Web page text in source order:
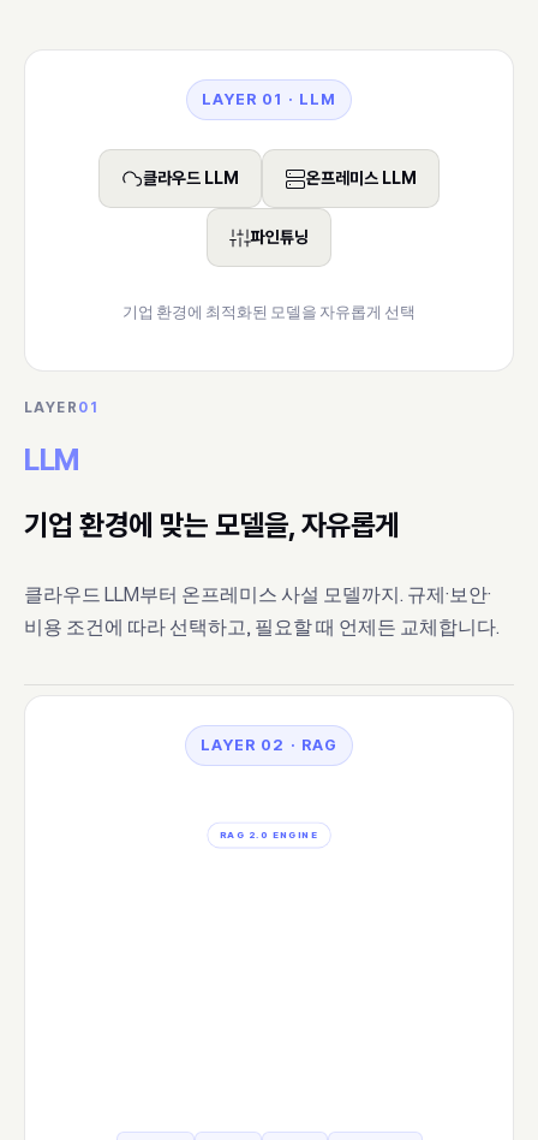
LAYER 01 · LLM
클라우드 LLM 온프레미스 LLM
파인튜닝
기업 환경에 최적화된 모델을 자유롭게 선택
LAYER 02 · RAG
RAG 2.0 ENGINE
LAYER 01
LLM
기업 환경에 맞는 모델을, 자유롭게
클라우드 LLM부터 온프레미스 사설 모델까지. 규제·보안·
비용 조건에 따라 선택하고, 필요할 때 언제든 교체합니다.